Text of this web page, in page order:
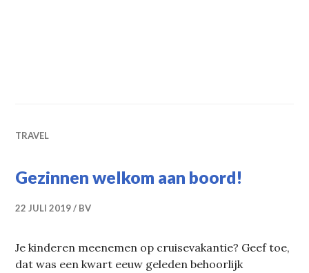
TRAVEL
Gezinnen welkom aan boord!
22 JULI 2019 BV
Je kinderen meenemen op cruisevakantie? Geef toe,
dat was een kwart eeuw geleden behoorlijk